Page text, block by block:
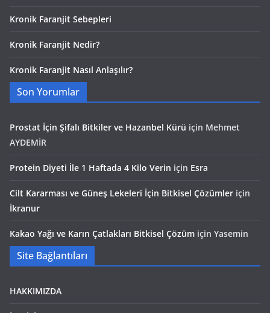
Kronik Faranjit Sebepleri
Kronik Faranjit Nedir?
Kronik Faranjit Nasıl Anlaşılır?
Son Yorumlar
Prostat İçin Şifalı Bitkiler ve Hazanbel Kürü için Mehmet
AYDEMİR
Protein Diyeti İle 1 Haftada 4 Kilo Verin için Esra
Cilt Kararması ve Güneş Lekeleri İçin Bitkisel Çözümler için
İkranur
Kakao Yağı ve Karın Çatlakları Bitkisel Çözüm için Yasemin
Site Bağlantıları
HAKKIMIZDA